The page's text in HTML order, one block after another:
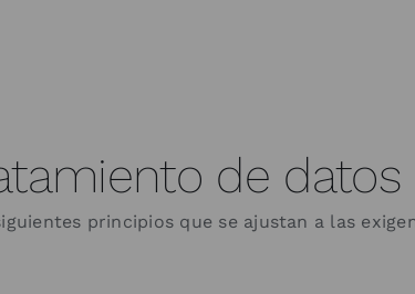
de datos
principios que se ajustan a las